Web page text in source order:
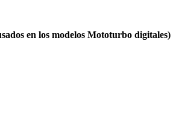
en los modelos Mototurbo digitales)